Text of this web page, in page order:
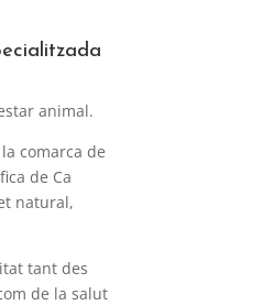
animal.
comarca de
de Ca
natural,
tant des
de la salut